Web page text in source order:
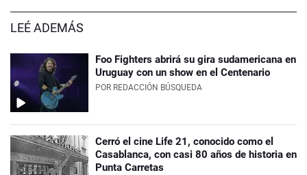
LEÉ ADEMÁS
Foo Fighters abrirá su gira sudamericana en
Uruguay con un show en el Centenario
POR REDACCIÓN BÚSQUEDA
Cerró el cine Life 21, conocido como el
Casablanca, con casi 80 años de historia en
Punta Carretas